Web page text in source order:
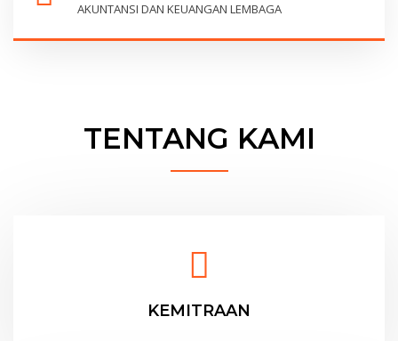
AKUNTANSI DAN KEUANGAN LEMBAGA
TENTANG KAMI
KEMITRAAN